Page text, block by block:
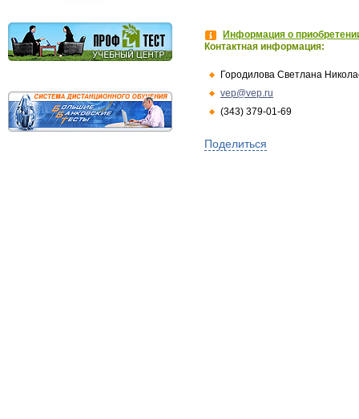
Информация о
Контактная информация:
Городилова Светлана
vep@vep.ru
(343) 379-01-69
Поделиться